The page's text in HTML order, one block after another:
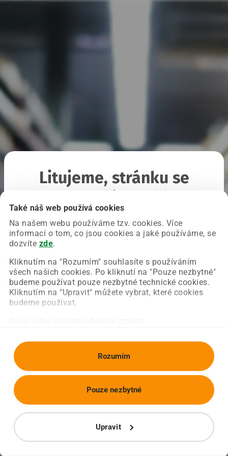
Také náš web používá cookies
Na našem webu používáme tzv. cookies. Více
informací o tom, co jsou cookies a jaké používáme, se
dozvíte zde.
Kliknutím na "Rozumím" souhlasíte s používáním
všech našich cookies. Po kliknutí na "Pouze nezbytné"
budeme používat pouze nezbytné technické cookies.
Kliknutím na "Upravit" můžete vybrat, které cookies
budeme používat.
Rozumím
Upravit
Pouze nezbytné
Litujeme, stránku se
Chyba nastala na naší straně a už ji opravujeme.
Zkuste prosím znovu načíst požadovanou stránku.
Obnovit stránku Úvodní strana